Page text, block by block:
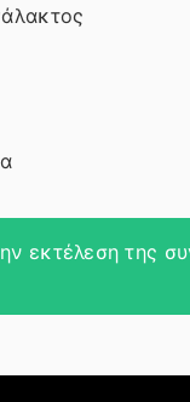
εκτέλεση της